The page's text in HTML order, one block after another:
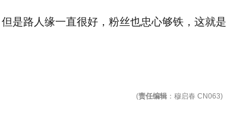
是路人缘一直很好，粉丝也忠心够铁，这就是
(责任编辑 ：穆启春 CN063)